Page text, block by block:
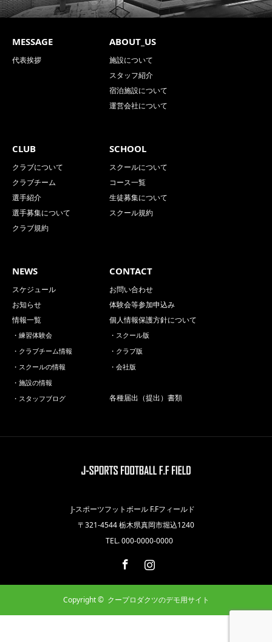
MESSAGE
代表挨拶
ABOUT_US
施設について
スタッフ紹介
宿泊施設について
運営会社について
CLUB
クラブについて
クラブチーム
選手紹介
選手募集について
クラブ規約
SCHOOL
スクールについて
コース一覧
生徒募集について
スクール規約
NEWS
スケジュール
お知らせ
情報一覧
・練習体験会
・クラブチーム情報
・スクールの情報
・施設の情報
・スタッフブログ
CONTACT
お問い合わせ
体験会等参加申込み
個人情報保護方針について
・スクール版
・クラブ版
・会社版
各種届出（提出）書類
J-スポーツフットボール F.Fフィールド
〒321-4544 栃木県真岡市堀込1240
TEL. 000-0000-0000
Copyright © クープロダクツのデモ用サイト